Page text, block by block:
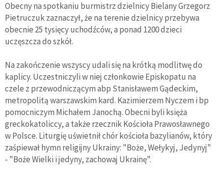
Obecny na spotkaniu burmistrz dzielnicy Bielany Grzegorz
Pietruczuk zaznaczył, że na terenie dzielnicy przebywa
obecnie 25 tysięcy uchodźców, a ponad 1200 dzieci
uczęszcza do szkół.
Na zakończenie wszyscy udali się na krótką modlitwę do
kaplicy. Uczestniczyli w niej członkowie Episkopatu na
czele z przewodniczącym abp Stanisławem Gądeckim,
metropolitą warszawskim kard. Kazimierzem Nyczem i bp
pomocniczym Michałem Janochą. Obecni byli księża
greckokatoliccy, a także rzecznik Kościoła Prawosławnego
w Polsce. Liturgię uświetnił chór kościoła bazylianów, który
zaśpiewał hymn religijny Ukrainy: "Boże, Wełykyj, Jedynyj"
- "Boże Wielki i jedyny, zachowaj Ukrainę".